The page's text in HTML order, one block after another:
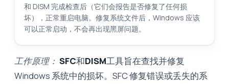
和 DISM 完成检查后（它们会报告是否修复了任何损
坏），正常重启电脑。修复系统文件后，Windows 应该
可以正常启动，不会再出现黑屏问题。
工作原理： SFC和DISM工具旨在查找并修复
Windows 系统中的损坏。SFC 修复错误或丢失的系